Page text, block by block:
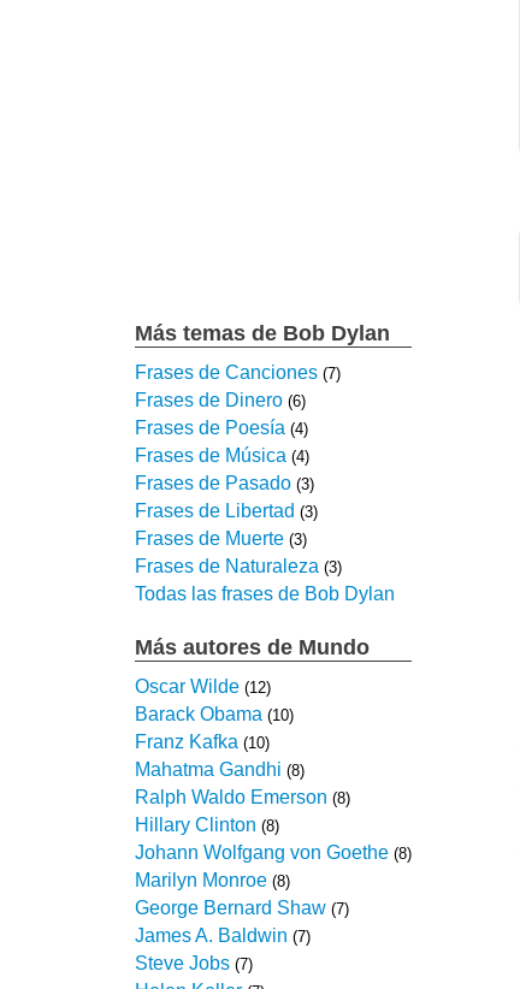
Más temas de Bob Dylan
Frases de Canciones (7)
Frases de Dinero (6)
Frases de Poesía (4)
Frases de Música (4)
Frases de Pasado (3)
Frases de Libertad (3)
Frases de Muerte (3)
Frases de Naturaleza (3)
Todas las frases de Bob Dylan
Más autores de Mundo
Oscar Wilde (12)
Barack Obama (10)
Franz Kafka (10)
Mahatma Gandhi (8)
Ralph Waldo Emerson (8)
Hillary Clinton (8)
Johann Wolfgang von Goethe (8)
Marilyn Monroe (8)
George Bernard Shaw (7)
James A. Baldwin (7)
Steve Jobs (7)